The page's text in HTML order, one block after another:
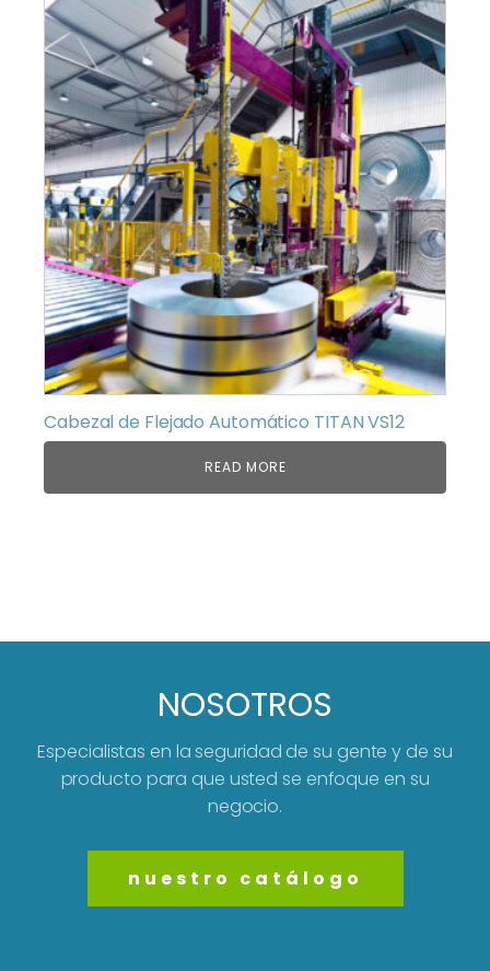
Cabezal de Flejado Automático TITAN VS12
READ MORE
NOSOTROS
Especialistas en la seguridad de su gente y de su
producto para que usted se enfoque en su
negocio.
nuestro catálogo